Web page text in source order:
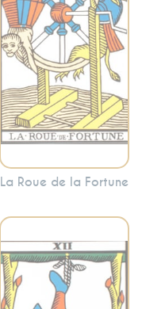
carte indique que
les choses sont en
mouvement et que
vous êtes à un point
tournant.
La Roue de la Fortune
Représente le
lâcher-prise, la
suspension et une